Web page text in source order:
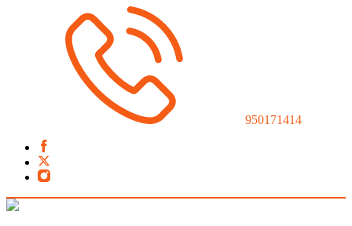
950171414